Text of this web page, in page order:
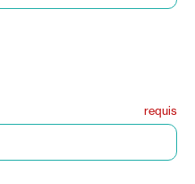
requis